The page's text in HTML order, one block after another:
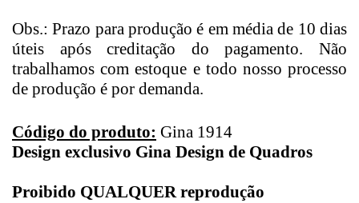
Obs.: Prazo para produção é em média de 10 dias
úteis após creditação do pagamento. Não
trabalhamos com estoque e todo nosso processo
de produção é por demanda.
Código do produto: Gina 1914
Design exclusivo Gina Design de Quadros
Proibido QUALQUER reprodução